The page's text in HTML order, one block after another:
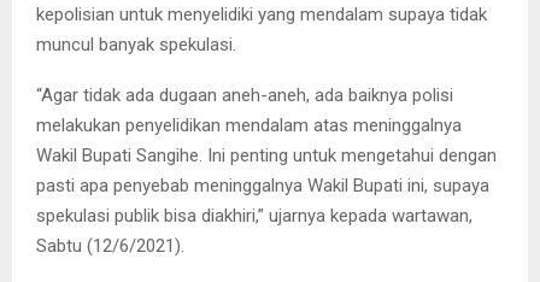
kepolisian untuk menyelidiki yang mendalam supaya tidak
muncul banyak spekulasi.
“Agar tidak ada dugaan aneh-aneh, ada baiknya polisi
melakukan penyelidikan mendalam atas meninggalnya
Wakil Bupati Sangihe. Ini penting untuk mengetahui dengan
pasti apa penyebab meninggalnya Wakil Bupati ini, supaya
spekulasi publik bisa diakhiri,” ujarnya kepada wartawan,
Sabtu (12/6/2021).